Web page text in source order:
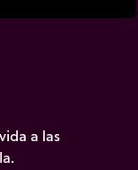
a las